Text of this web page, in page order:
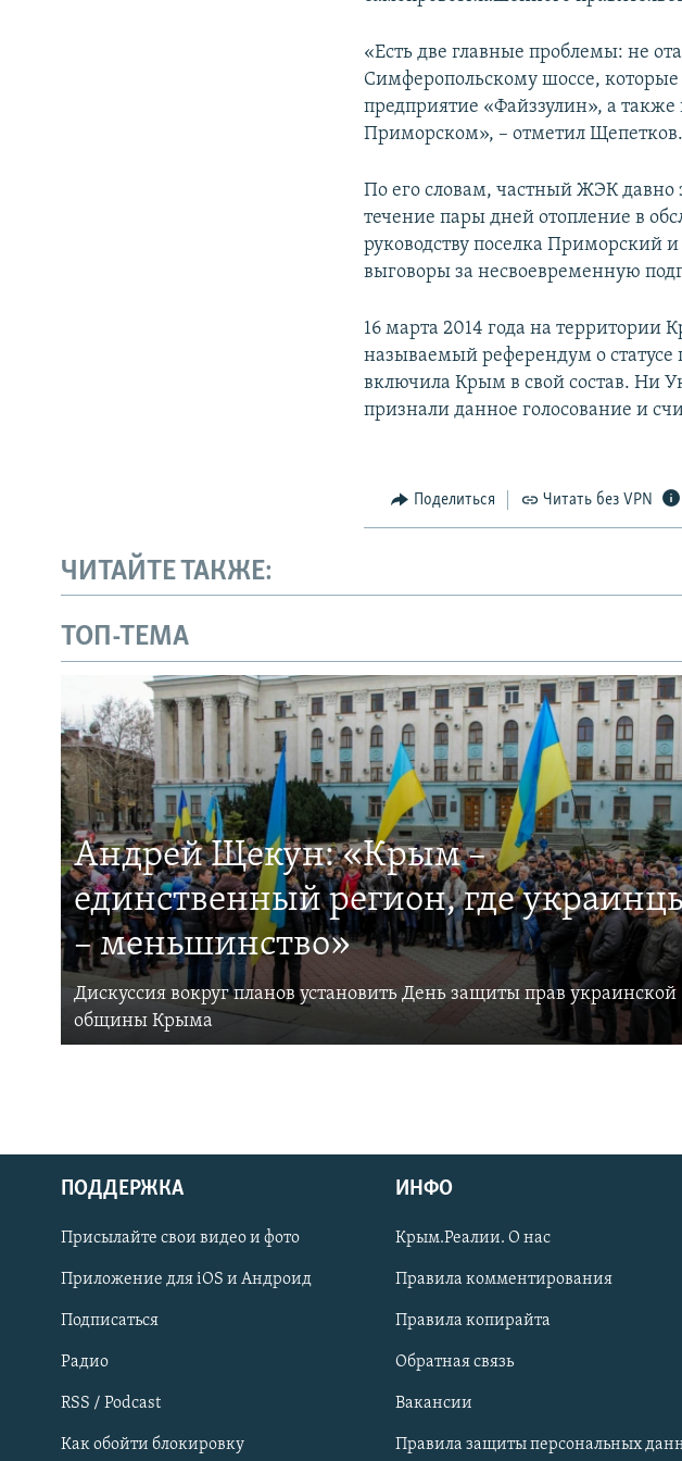
Українською
Qırımtatar
ПРИСОЕДИНЯЙТЕСЬ!
«Есть две главные проблемы: не
Симферопольскому шоссе,
предприятие «Файззулин», а также
Приморском», – отметил Щепетков.
По его словам, частный ЖЭК давно
течение пары дней отопление в
руководству поселка Приморский
выговоры за несвоевременную
16 марта 2014 года на территории
называемый референдум о статусе
включила Крым в свой состав. Ни
признали данное голосование и
Поделиться Читать без VPN
ЧИТАЙТЕ ТАКЖЕ:
ТОП-ТЕМА
Андрей Щекун: «Крым –
единственный регион, где
– меньшинство»
Дискуссия вокруг планов установить День защиты прав украинской
общины Крыма
ПОДДЕРЖКА
Присылайте свои видео и фото
Приложение для iOS и Андроид
Подписаться
Радио
RSS / Podcast
Как обойти блокировку
ИНФО
Крым.Реалии. О нас
Правила комментирования
Правила копирайта
Обратная связь
Вакансии
Правила защиты персональных